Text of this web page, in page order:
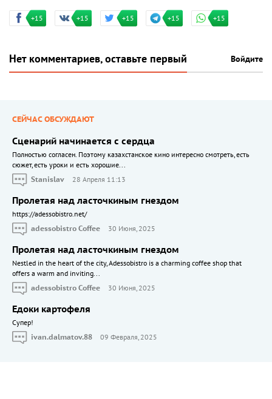
+15 +15 +15 +15 +15
Нет комментариев, оставьте первый Войдите
СЕЙЧАС ОБСУЖДАЮТ
Сценарий начинается с сердца
Полностью согласен. Поэтому казахстанское кино интересно смотреть, есть
сюжет, есть уроки и есть хорошие...
Stanislav
28 Апреля 11:13
Пролетая над ласточкиным гнездом
https://adessobistro.net/
adessobistro Coffee
30 Июня, 2025
Пролетая над ласточкиным гнездом
Nestled in the heart of the city, Adessobistro is a charming coffee shop that
offers a warm and inviting...
adessobistro Coffee
30 Июня, 2025
Едоки картофеля
Cупер!
ivan.dalmatov.88
09 Февраля, 2025